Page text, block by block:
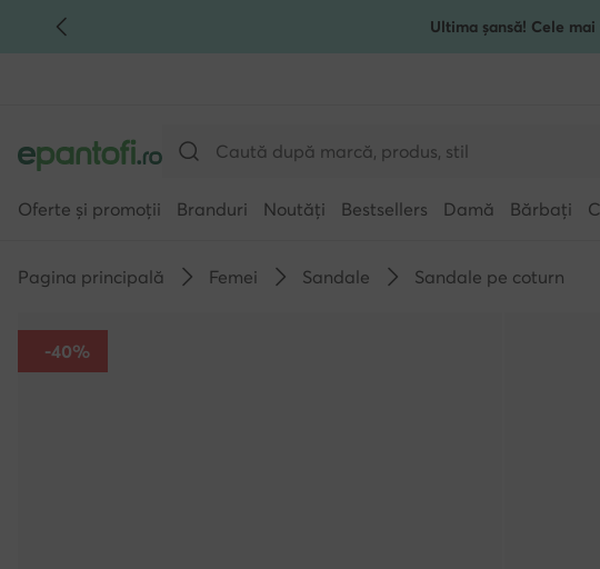
TRECI LA CONȚINUTUL PRINCIPAL Ultima șansă! Cele
Oferte și promoții Branduri Noutăți Bestsellers Damă Bărbați
Pagina principală Femei Sandale Sandale pe coturn
-40%